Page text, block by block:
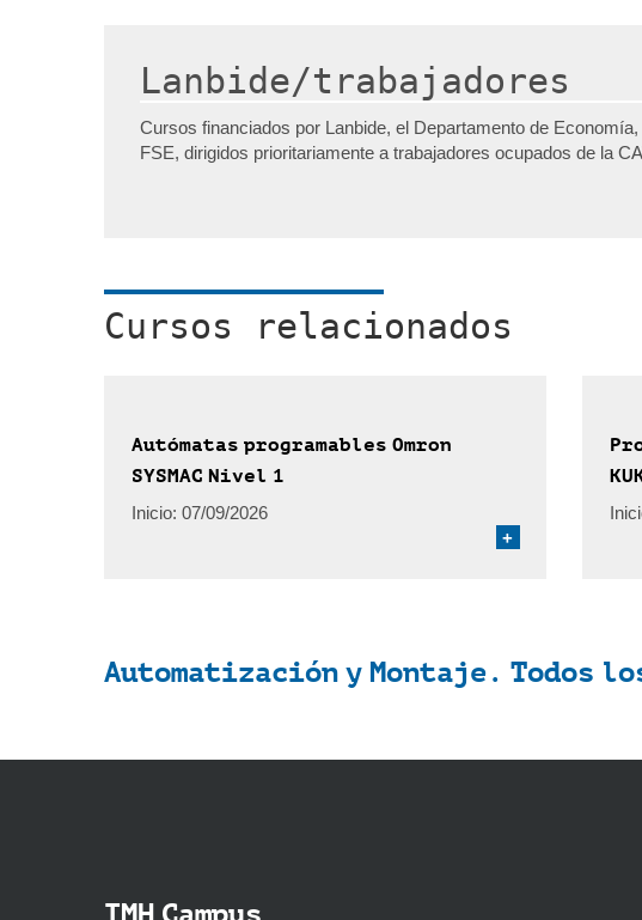
Lanbide/trabajadores
Cursos financiados por Lanbide, el Departamento de
FSE, dirigidos prioritariamente a trabajadores ocupados de la
Cursos relacionados
Autómatas programables Omron
SYSMAC Nivel 1
Inicio: 07/09/2026
+
Automatización y Montaje. Todos